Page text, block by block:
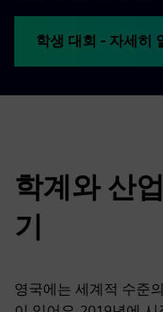
학생 대회 - 자세히
학계와 산
기
영국에는 세계적 수준